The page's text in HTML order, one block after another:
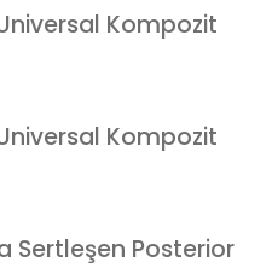
Universal Kompozit
Universal Kompozit
Sertleşen Posterior